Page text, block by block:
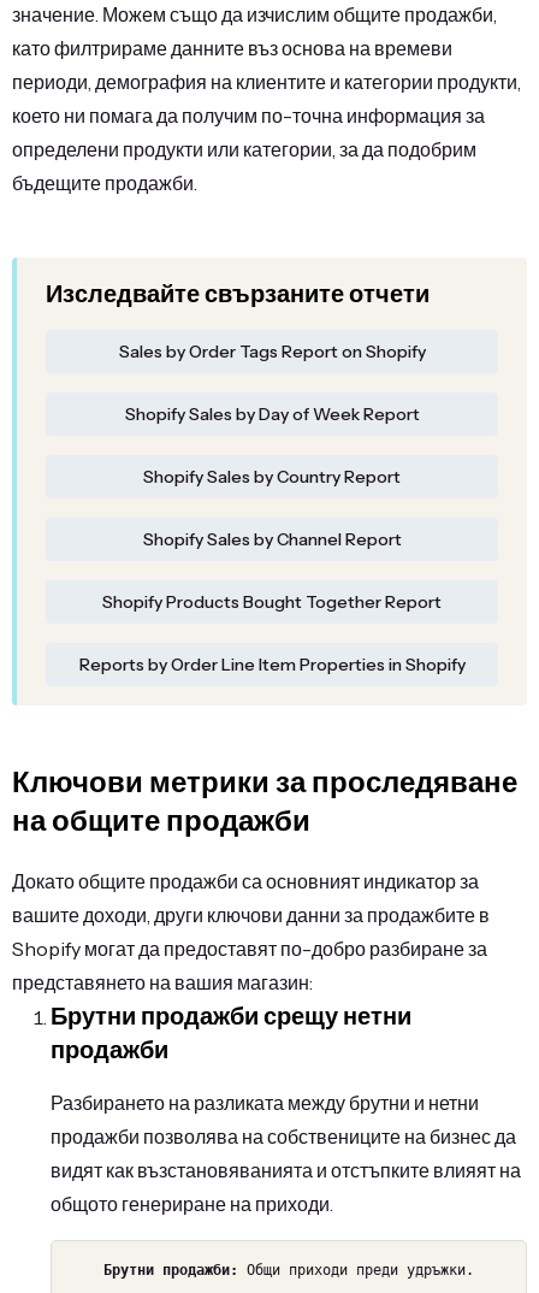
значение. Можем също да изчислим общите продажби,
като филтрираме данните въз основа на времеви
периоди, демография на клиентите и категории продукти,
което ни помага да получим по-точна информация за
определени продукти или категории, за да подобрим
бъдещите продажби.
Изследвайте свързаните отчети
Sales by Order Tags Report on Shopify
Shopify Sales by Day of Week Report
Shopify Sales by Country Report
Shopify Sales by Channel Report
Shopify Products Bought Together Report
Reports by Order Line Item Properties in Shopify
Ключови метрики за проследяване
на общите продажби
Докато общите продажби са основният индикатор за
вашите доходи, други ключови данни за продажбите в
Shopify могат да предоставят по-добро разбиране за
представянето на вашия магазин:
Брутни продажби срещу нетни
продажби
Разбирането на разликата между брутни и нетни
продажби позволява на собствениците на бизнес да
видят как възстановяванията и отстъпките влияят на
общото генериране на приходи.
Брутни продажби:
Общи приходи преди удръжки.